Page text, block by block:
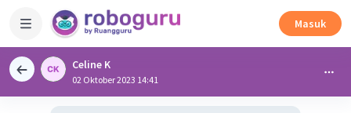
Masuk
Celine K
02 Oktober 2023 14:41